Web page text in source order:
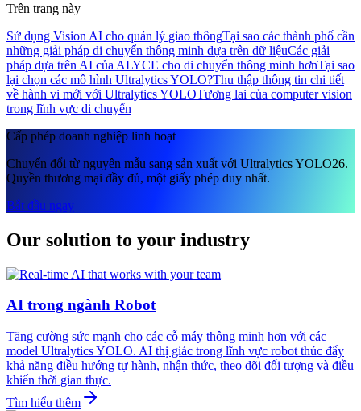
Trên trang này
Sử dụng Vision AI cho quản lý giao thôngTại sao các thành phố cần
những giải pháp di chuyển thông minh dựa trên dữ liệuCác giải
pháp dựa trên AI của ALYCE cho di chuyển thông minh hơnTại sao
lại chọn các mô hình Ultralytics YOLO?Thu thập thông tin chi tiết
về hành vi mới với Ultralytics YOLOTương lai của computer vision
trong lĩnh vực di chuyển
Cấp phép doanh nghiệp linh hoạt
Chuyển đổi từ nguyên mẫu sang sản xuất với Ultralytics YOLO26.
Quyền thương mại đầy đủ, một giấy phép duy nhất.
Bắt đầu ngay
Our solution to your industry
AI trong ngành Robot
Tăng cường sức mạnh cho các cỗ máy thông minh hơn với các
model Ultralytics YOLO. AI thị giác trong lĩnh vực robot thúc đẩy
khả năng điều hướng tự hành, nhận thức, theo dõi đối tượng và điều
khiển thời gian thực.
Tìm hiểu thêm